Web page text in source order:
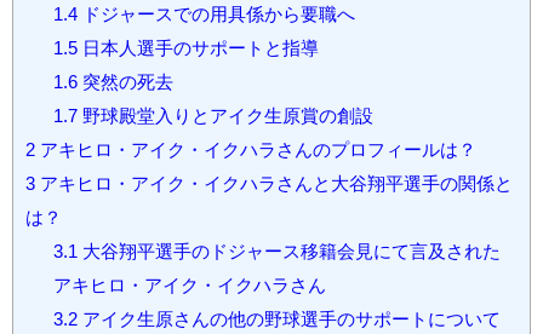
1.4ドジャースでの用具係から要職へ
1.5日本人選手のサポートと指導
1.6突然の死去
1.7野球殿堂入りとアイク生原賞の創設
2 アキヒロ・アイク・イクハラさんのプロフィールは？
3 アキヒロ・アイク・イクハラさんと大谷翔平選手の関係と
は？
3.1 大谷翔平選手のドジャース移籍会見にて言及された
アキヒロ・アイク・イクハラさん
3.2アイク生原さんの他の野球選手のサポートについて